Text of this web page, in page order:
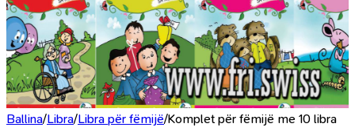
Ballina/Libra/Libra për fëmijë/Komplet për fëmijë me 10 libra